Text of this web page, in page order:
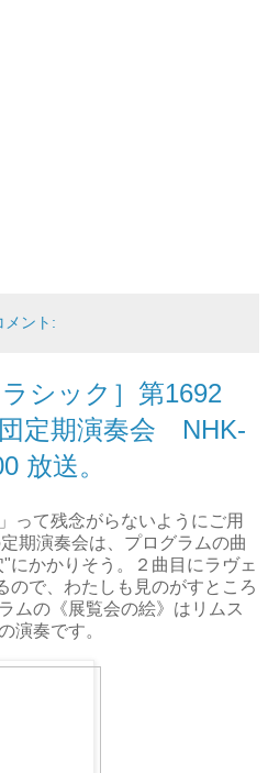
メント:
シック］第1692
定期演奏会 NHK-
放送。
って残念がらないようにご用
期演奏会は、プログラムの曲
にかかりそう。２曲目にラヴェ
ので、わたしも見のがすところ
ムの《展覧会の絵》はリムス
演奏です。